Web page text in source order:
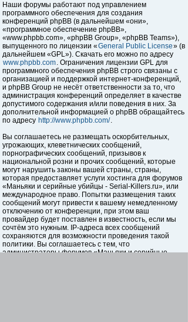
Наши форумы работают под управлением
программного обеспечения для создания
конференций phpBB (в дальнейшем «они»,
«программное обеспечение phpBB»,
«www.phpbb.com», «phpBB Group», «phpBB Teams»),
выпущенного по лицензии «General Public License» (в
дальнейшем «GPL»). Скачать его можно по адресу
www.phpbb.com. Ограничения лицензии GPL для
программного обеспечения phpBB строго связаны с
организацией и поддержкой интернет-конференций,
и phpBB Group не несёт ответственности за то, что
администрация конференций определяет в качестве
допустимого содержания и/или поведения в них. За
дополнительной информацией о phpBB обращайтесь
по адресу http://www.phpbb.com/.
Вы соглашаетесь не размещать оскорбительных,
угрожающих, клеветнических сообщений,
порнографических сообщений, призывов к
национальной розни и прочих сообщений, которые
могут нарушить законы вашей страны, страны,
которая предоставляет услуги хостинга для форумов
«Маньяки и серийные убийцы - Serial-Killers.ru», или
международное право. Попытки размещения таких
сообщений могут привести к вашему немедленному
отключению от конференции, при этом ваш
провайдер будет поставлен в известность, если мы
сочтём это нужным. IP-адреса всех сообщений
сохраняются для возможности проведения такой
политики. Вы соглашаетесь с тем, что
администраторы форумов «Маньяки и серийные